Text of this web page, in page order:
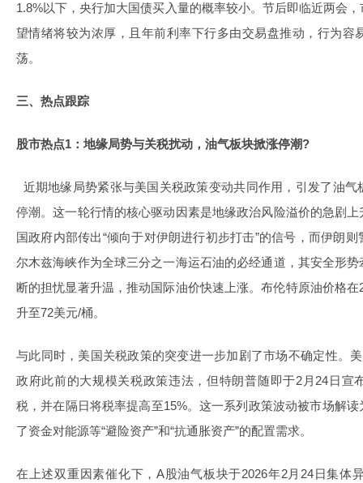
1.8%以下，央行加大国债买入量的概率较小。节后即临近两会
望情绪将较为浓厚，且年前利率下行多由交易盘推动，行为容
荡。
三、热点跟踪
股市热点1：地缘局势与关税扰动，油气板块掀涨停潮?
近期地缘局势紧张与美国关税政策变动共同作用，引发了油
停潮。这一轮行情的核心驱动因素是地缘政治风险溢价的急剧
国政府内部传出“倾向于对伊朗进行初步打击”的信号，而伊朗
尔木兹海峡作为全球三分之一海运石油的必经通道，其安全形
断的担忧显著升温，推动国际油价快速上涨。布伦特原油价格
升至72美元/桶。
与此同时，美国关税政策的突变进一步加剧了市场不确定性。
政府此前的大规模关税政策违法，但特朗普随即于2月24日宣
税，并在隔日将税率提高至15%。这一系列政策波动被市场解
了资金对能源等“避险资产”和“抗通胀资产”的配置需求。
在上述双重因素催化下，A股油气板块于2026年2月24日集体